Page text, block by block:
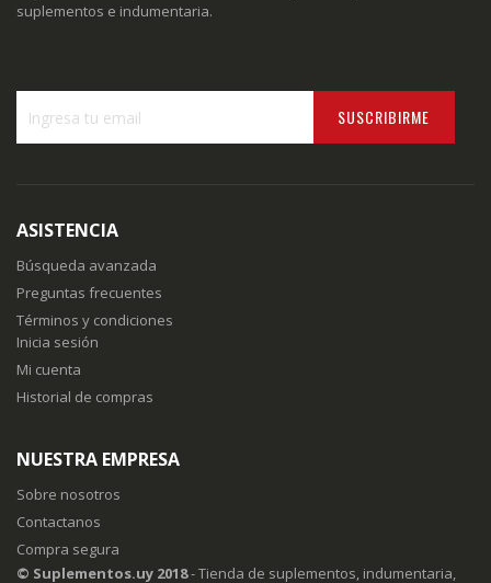
suplementos e indumentaria.
de
noticias:
SUSCRIBIRME
ASISTENCIA
Búsqueda avanzada
Preguntas frecuentes
Términos y condiciones
Inicia sesión
Mi cuenta
Historial de compras
NUESTRA EMPRESA
Sobre nosotros
Contactanos
Compra segura
© Suplementos.uy 2018- Tienda de suplementos, indumentaria,